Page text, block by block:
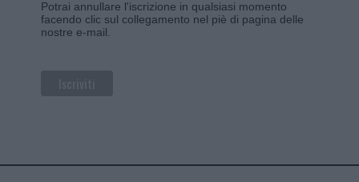
Potrai annullare l'iscrizione in qualsiasi momento
facendo clic sul collegamento nel piè di pagina delle
nostre e-mail.